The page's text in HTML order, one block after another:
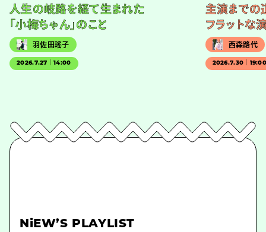
人生の岐路を経て生まれた
「小梅ちゃん」のこと
羽佐田瑤子
2026.7.27｜14:00
主演までの
フラットな
西森路代
2026.7.30｜
NiEW’S PLAYLIST